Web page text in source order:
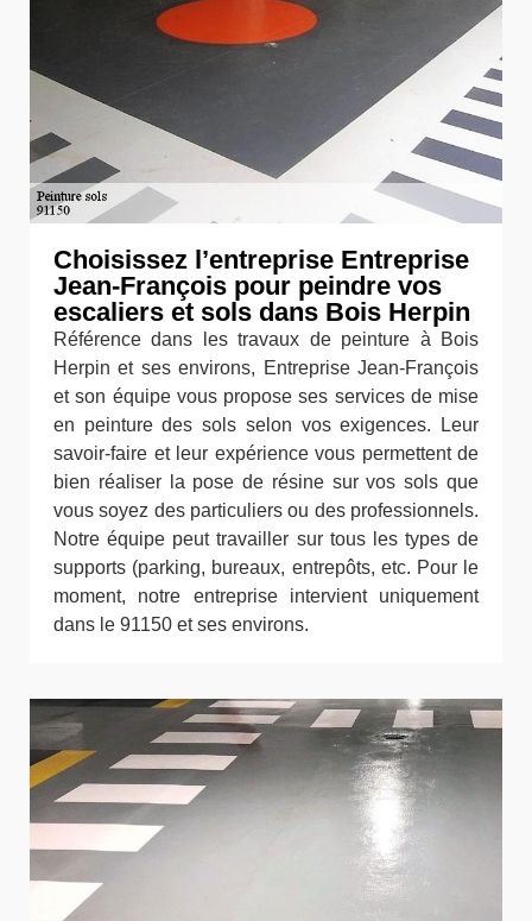
Choisissez l’entreprise Entreprise
Jean-François pour peindre vos
escaliers et sols dans Bois Herpin
Référence dans les travaux de peinture à Bois
Herpin et ses environs, Entreprise Jean-François
et son équipe vous propose ses services de mise
en peinture des sols selon vos exigences. Leur
savoir-faire et leur expérience vous permettent de
bien réaliser la pose de résine sur vos sols que
vous soyez des particuliers ou des professionnels.
Notre équipe peut travailler sur tous les types de
supports (parking, bureaux, entrepôts, etc. Pour le
moment, notre entreprise intervient uniquement
dans le 91150 et ses environs.